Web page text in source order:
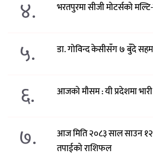
४. भरतपुरमा सीजी मोटर्सको
५. डा. गोविन्द केसीसँग ७ बुँदे
६. आजको मौसम : यी प्रदेशमा भारी
७.
आज मिति २०८३ साल साउन
तपाईको राशिफल